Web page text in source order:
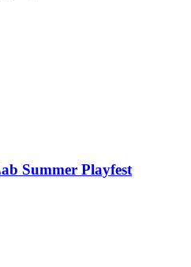
Summer Playfest